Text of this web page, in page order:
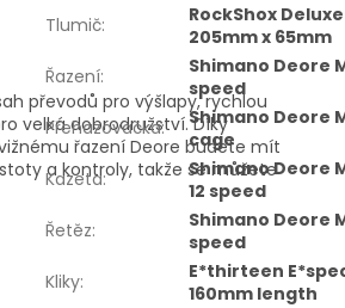
převodů pro výšlapy, rychlou
velká dobrodružství. Díky
řazení Deore budete mít
a kontroly, takže se můžete
Tlumič:
RockShox
205mm x 65mm
Řazení:
Shimano Deore
speed
Přehazovačka:
Shimano Deore
cage
Kazeta:
Shimano Deore
12 speed
Řetěz:
Shimano Deore
speed
Kliky:
E*thirteen
160mm length